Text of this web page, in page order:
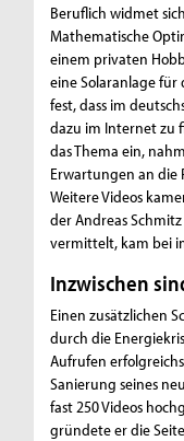
Beruflich widmet
Mathematische
einem privaten
eine Solaranlage für
fest, dass im
dazu im Internet zu
das Thema ein,
Erwartungen an die
Weitere Videos
der Andreas Schmitz
vermittelt, kam bei
Inzwischen
Einen zusätzlichen
durch die
Aufrufen
Sanierung seines
fast 250 Videos
gründete er die